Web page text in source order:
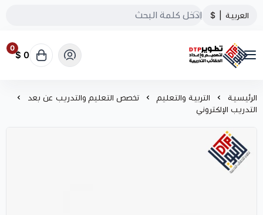
العربية $
تطوير الحقائب التدريبية
0
0 $
الرئيسية التربية والتعليم
تخصص التعليم والتدريب عن بعد
التدريب الإلكتروني